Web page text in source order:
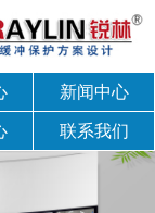
新闻中心
联系我们